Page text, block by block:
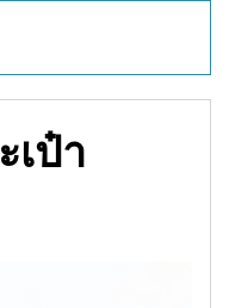
เป๋า